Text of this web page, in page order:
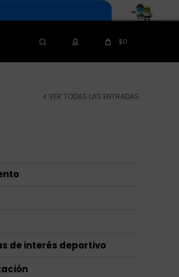
$0
VER TODAS LAS ENTRADAS
de interés deportivo